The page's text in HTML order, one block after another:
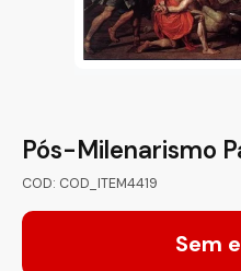
Pós-Milenarismo
COD: COD_ITEM4419
Sem